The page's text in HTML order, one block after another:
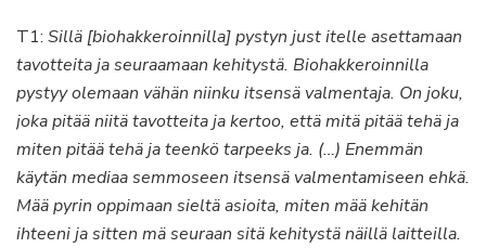
T1: Sillä [biohakkeroinnilla] pystyn just itelle asettamaan
tavotteita ja seuraamaan kehitystä. Biohakkeroinnilla
pystyy olemaan vähän niinku itsensä valmentaja. On joku,
joka pitää niitä tavotteita ja kertoo, että mitä pitää tehä ja
miten pitää tehä ja teenkö tarpeeks ja. (…) Enemmän
käytän mediaa semmoseen itsensä valmentamiseen ehkä.
Mää pyrin oppimaan sieltä asioita, miten mää kehitän
ihteeni ja sitten mä seuraan sitä kehitystä näillä laitteilla.